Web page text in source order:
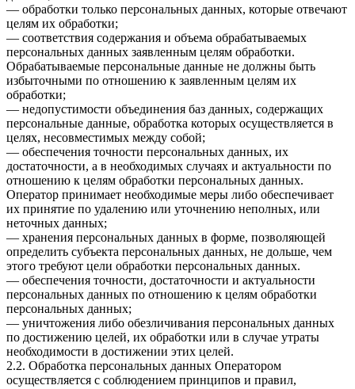
— обработки только персональных данных, которые отвечают
целям их обработки;
— соответствия содержания и объема обрабатываемых
персональных данных заявленным целям обработки.
Обрабатываемые персональные данные не должны быть
избыточными по отношению к заявленным целям их
обработки;
— недопустимости объединения баз данных, содержащих
персональные данные, обработка которых осуществляется в
целях, несовместимых между собой;
— обеспечения точности персональных данных, их
достаточности, а в необходимых случаях и актуальности по
отношению к целям обработки персональных данных.
Оператор принимает необходимые меры либо обеспечивает
их принятие по удалению или уточнению неполных, или
неточных данных;
— хранения персональных данных в форме, позволяющей
определить субъекта персональных данных, не дольше, чем
этого требуют цели обработки персональных данных.
— обеспечения точности, достаточности и актуальности
персональных данных по отношению к целям обработки
персональных данных;
— уничтожения либо обезличивания персональных данных
по достижению целей, их обработки или в случае утраты
необходимости в достижении этих целей.
2.2. Обработка персональных данных Оператором
осуществляется с соблюдением принципов и правил,